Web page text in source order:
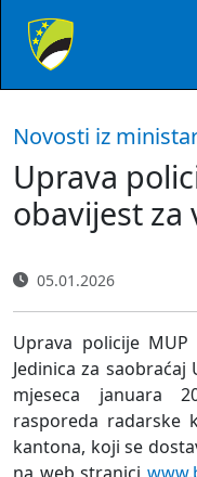
Novosti iz
Uprava
obavijest za
05.01.2026
Uprava policije MUP
Jedinica za
mjeseca januara
rasporeda radarske
kantona, koji se